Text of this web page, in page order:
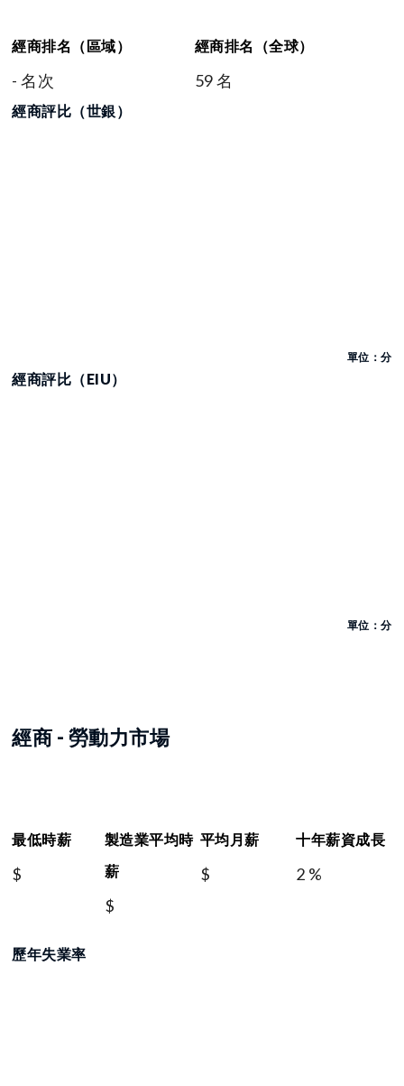
經商排名（區域）
- 名次
經商排名（全球）
59 名
經商評比（世銀）
單位：分
經商評比（EIU）
單位：分
經商 - 勞動力市場
最低時薪
$
製造業平均時
薪
$
平均月薪
$
十年薪資成長
2 %
歷年失業率